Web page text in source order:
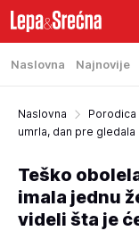
Naslovna Najnovije
Naslovna Porodica
umrla, dan pre
Teško
imala jednu
videli šta je